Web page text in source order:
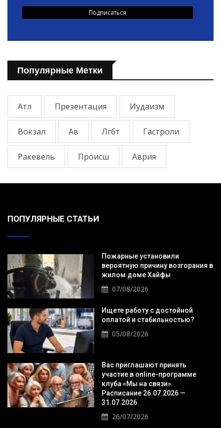
Популярные Метки
Атл Презентация Иудаизм
Вокзал Ав Лгбт Гастроли
Ракевель Происш Аврия
ПОПУЛЯРНЫЕ СТАТЬИ
Пожарные установили
вероятную причину возгорания в
жилом доме Хайфы
07/08/2026
Ищете работу с достойной
оплатой и стабильностью?
05/08/2026
Вас приглашают принять
участие в online-программе
клуба «Мы на связи».
Расписание 26.07.2026 —
31.07.2026
26/07/2026